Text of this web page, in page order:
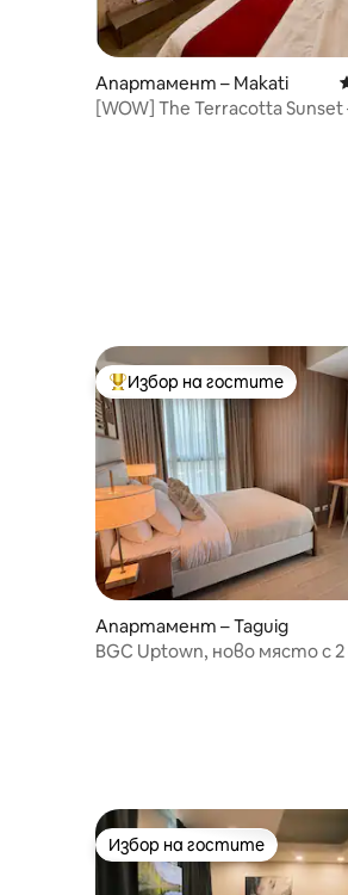
Апартамент – Makati
[WOW] The Terracotta Sunset
Най-популярен избор на
Избор на гостите
Апартамент – Taguig
BGC Uptown, ново място с 2
Избор на гостите
Избор на гостите